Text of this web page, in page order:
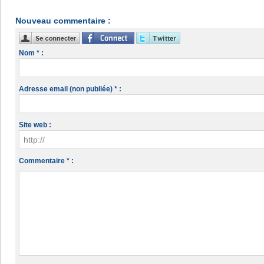
Nouveau commentaire :
Nom * :
Adresse email (non publiée) * :
Site web :
Commentaire * :